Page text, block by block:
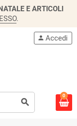
E ARTICOLI
.
search
person Accedi
0